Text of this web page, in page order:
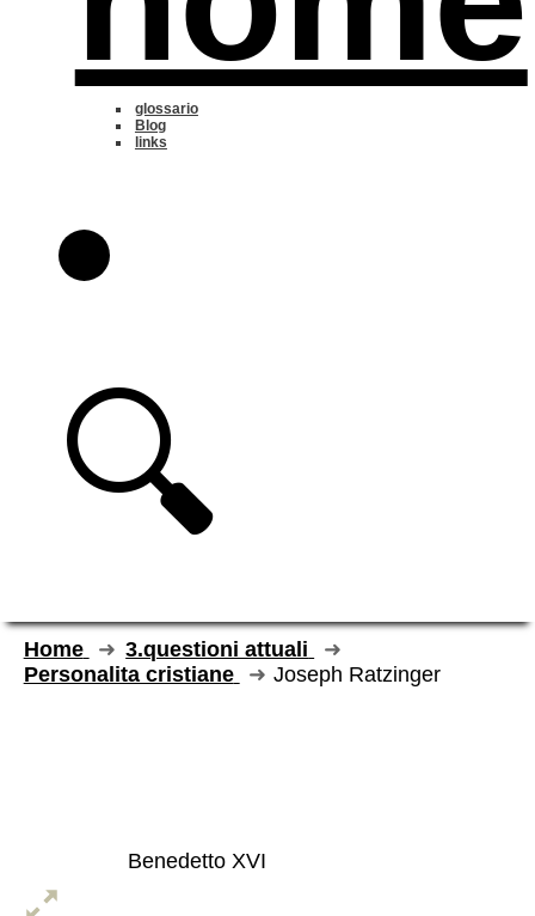
glossario
Blog
links
🔍
Home
3.questioni attuali
Personalita cristiane
Joseph Ratzinger
Benedetto XVI